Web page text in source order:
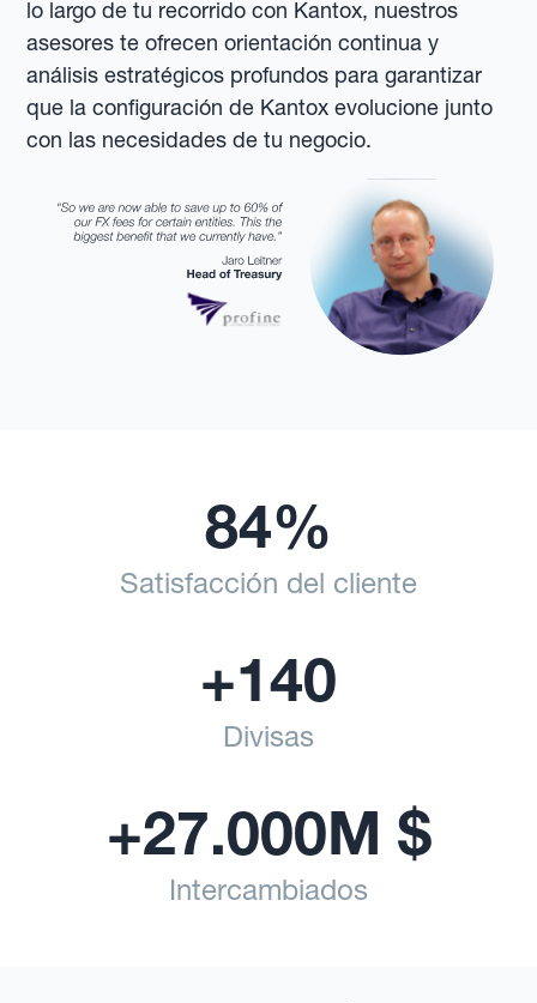
lo largo de tu recorrido con Kantox, nuestros
asesores te ofrecen orientación continua y
análisis estratégicos profundos para garantizar
que la configuración de Kantox evolucione junto
con las necesidades de tu negocio.
84%
Satisfacción del cliente
+140
Divisas
+27.000M $
Intercambiados